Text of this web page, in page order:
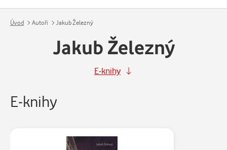
Úvod Autoři Jakub Železný
Jakub Železný
E-knihy
E-knihy